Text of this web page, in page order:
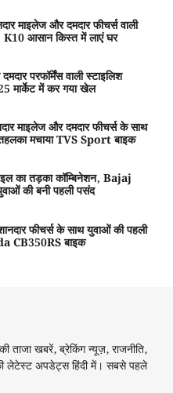
माइलेज और दमदार फीचर्स वाली
आसान किस्त में लाएं घर
परफॉर्मेंस वाली स्टाइलिश
मार्केट में कर गया खेल
माइलेज और दमदार फीचर्स के साथ
मचाया TVS Sport बाइक
का तड़का कॉम्बिनेशन, Bajaj
की बनी पहली पसंद
फीचर्स के साथ युवाओं की पहली
CB350RS बाइक
ताजा खबरें, ब्रेकिंग न्यूज़, राजनीति,
लेटेस्ट अपडेट्स हिंदी में। सबसे पहले